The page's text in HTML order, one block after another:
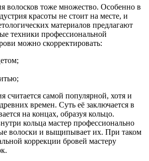
волосков тоже множество. Особенно в
красоты не стоит на месте, и
материалов предлагают
техники профессиональной
можно скорректировать:
считается самой популярной, хотя и
времен. Суть её заключается в
на концах, образуя кольцо.
кольца мастер профессионально
волоски и выщипывает их. При таком
коррекции бровей мастеру